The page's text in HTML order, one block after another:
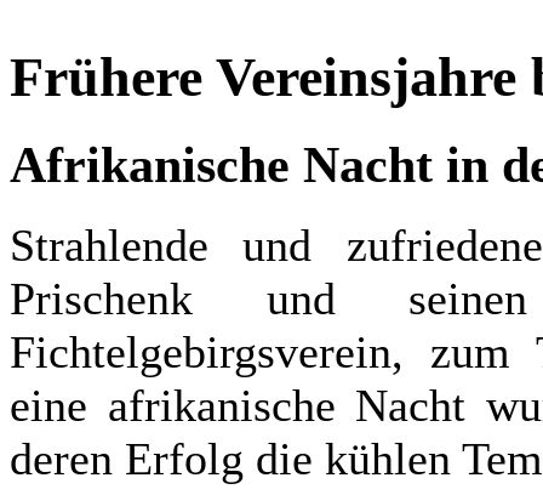
Frühere Vereinsjahre
Afrikanische Nacht in
Strahlende und
Prischenk und
Fichtelgebirgsverein,
eine afrikanische Nacht
deren Erfolg die kühlen